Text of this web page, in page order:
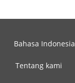
Bahasa Indonesia
Tentang kami